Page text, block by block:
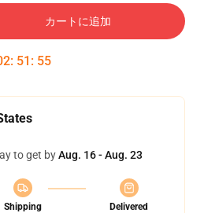
カートに追加
: 51 : 54
to get byAug. 16 - Aug. 23
Shipping
Delivered